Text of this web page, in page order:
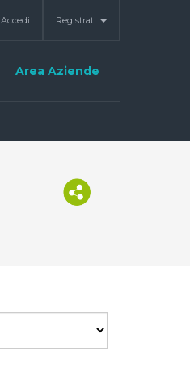
Accedi Registrati
Area Aziende